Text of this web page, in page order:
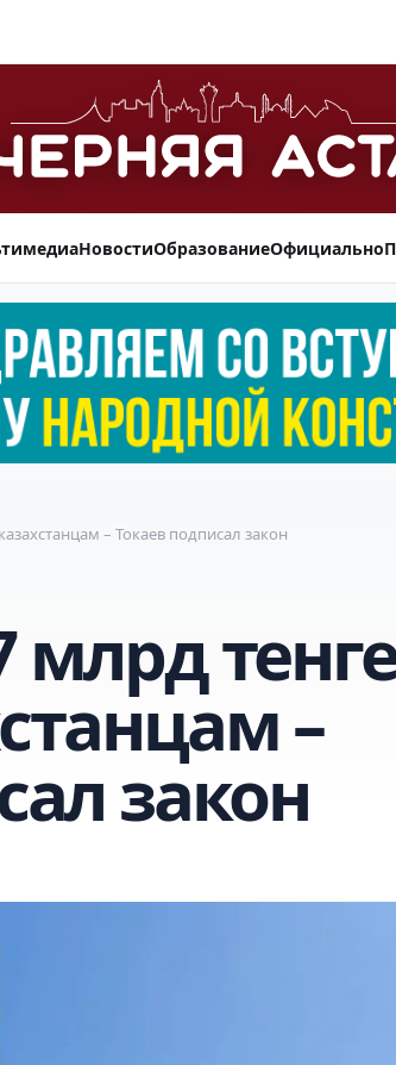
НовостиОбразованиеОфициально
– Токаев подписал закон
тенге
–
закон